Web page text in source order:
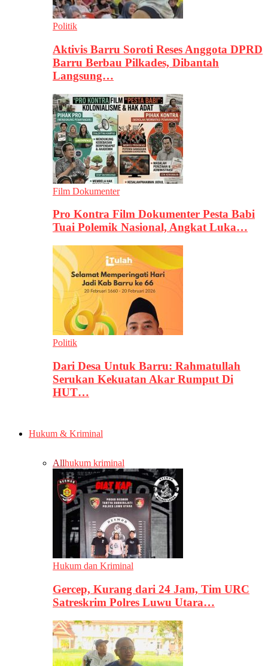
Politik
Aktivis Barru Soroti Reses Anggota DPRD
Barru Berbau Pilkades, Dibantah
Langsung…
Film Dokumenter
Pro Kontra Film Dokumenter Pesta Babi
Tuai Polemik Nasional, Angkat Luka…
Politik
Dari Desa Untuk Barru: Rahmatullah
Serukan Kekuatan Akar Rumput Di
HUT…
Hukum & Kriminal
Allhukum kriminal
Hukum dan Kriminal
Gercep, Kurang dari 24 Jam, Tim URC
Satreskrim Polres Luwu Utara…